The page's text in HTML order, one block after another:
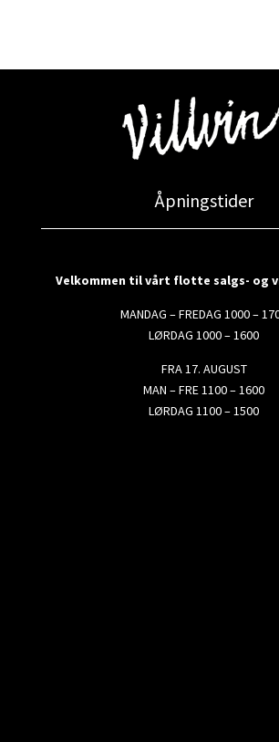
Åpningstider
Velkommen til vårt flotte salgs- og
MANDAG – FREDAG 1000 –
LØRDAG 1000 – 1600
FRA 17. AUGUST
MAN – FRE 1100 – 1600
LØRDAG 1100 – 1500